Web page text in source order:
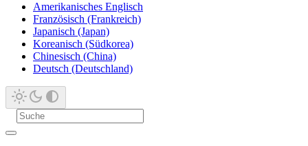
Amerikanisches Englisch
Französisch (Frankreich)
Japanisch (Japan)
Koreanisch (Südkorea)
Chinesisch (China)
Deutsch (Deutschland)